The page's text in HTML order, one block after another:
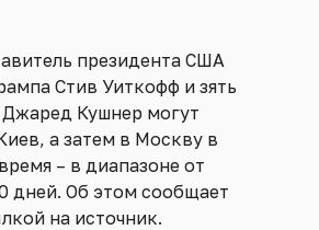
президента США
Стив Уиткофф и зять
Джаред Кушнер могут
а затем в Москву в
– в диапазоне от
дней. Об этом сообщает
на источник.